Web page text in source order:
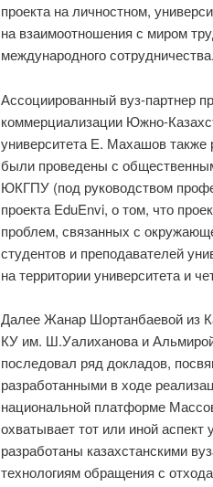
проекта на личностном,
на взаимоотношения с миром
международного сотрудничества.
Ассоциированный вуз-партнер
коммерциализации Южно-
университета Е. Махашов также
были проведены с
ЮКГПУ (под руководством
проекта EduEnvi, о том, что
проблем, связанных с
студентов и преподавателей
на территории университета и
Далее Жанар Шортанбаевой из
КУ им. Ш.Уалиханова и
последовал ряд докладов,
разработанными в ходе
национальной платформе
охватывает тот или иной
разработаны казахстанскими
технологиям обращения с